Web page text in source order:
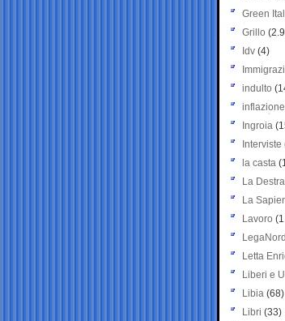
Green
Grillo
Idv (4)
indulto
inflazione
Ingroia
Interviste
la casta
La Destra
La
Lavoro
LegaNord
Letta
Liberi e
Libia (68)
Libri (33)